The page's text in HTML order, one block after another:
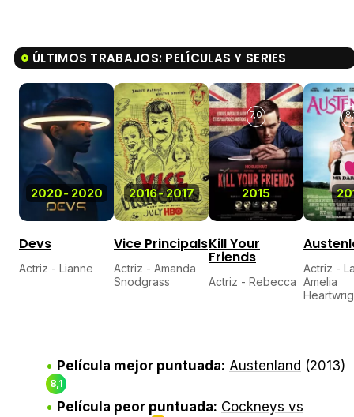
ÚLTIMOS TRABAJOS: PELÍCULAS Y SERIES
2020-2020
Devs
Actriz - Lianne
2016-2017
Vice Principals
Actriz - Amanda
Snodgrass
2015
7,0
Kill Your
Friends
Actriz - Rebecca
Actriz -
Amelia
Película mejor puntuada: Austenland (2013)
8,1
Película peor puntuada: Cockneys vs